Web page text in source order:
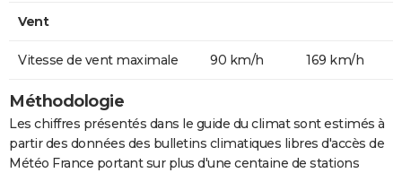
Vent
Vitesse de vent maximale 90 km/h 169 km/h
Méthodologie
Les chiffres présentés dans le guide du climat sont estimés à
partir des données des bulletins climatiques libres d'accès de
Météo France portant sur plus d'une centaine de stations